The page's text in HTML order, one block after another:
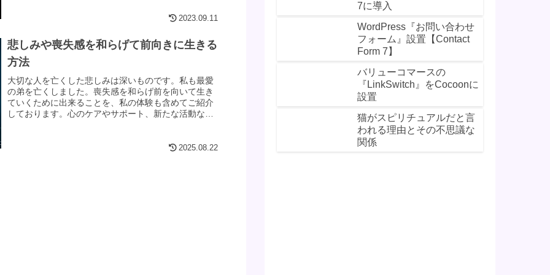
2023.09.11
悲しみや喪失感を和らげて前向きに生きる
方法
大切な人を亡くした悲しみは深いものです。私も最愛
の弟を亡くしました。喪失感を和らげ前を向いて生き
ていくために出来ることを、私の体験も含めてご紹介
しております。心のケアやサポート、新たな活動など
2025.08.22
7に導入
WordPress『お問い合わせ
フォーム』設置【Contact
Form 7】
バリューコマースの
『LinkSwitch』をCocoonに
設置
猫がスピリチュアルだと言
われる理由とその不思議な
関係